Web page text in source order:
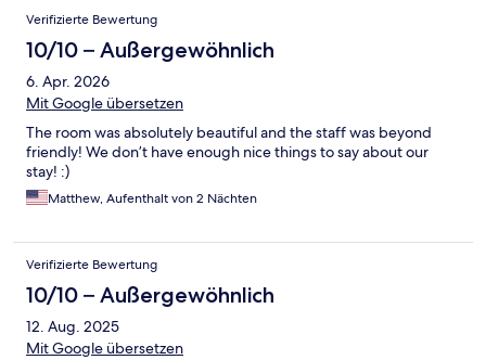
Verifizierte Bewertung
10/10 – Außergewöhnlich
6. Apr. 2026
Mit Google übersetzen
The room was absolutely beautiful and the staff was beyond
friendly! We don’t have enough nice things to say about our
stay! :)
Matthew, Aufenthalt von 2 Nächten
Verifizierte Bewertung
10/10 – Außergewöhnlich
12. Aug. 2025
Mit Google übersetzen